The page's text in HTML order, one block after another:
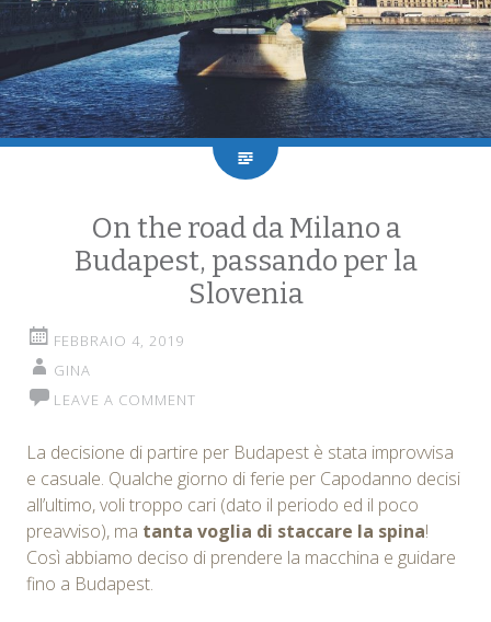
On the road da Milano a
Budapest, passando per la
Slovenia
FEBBRAIO 4, 2019
GINA
LEAVE A COMMENT
La decisione di partire per Budapest è stata improvvisa
e casuale. Qualche giorno di ferie per Capodanno decisi
all’ultimo, voli troppo cari (dato il periodo ed il poco
preavviso), ma tanta voglia di staccare la spina!
Così abbiamo deciso di prendere la macchina e guidare
fino a Budapest.